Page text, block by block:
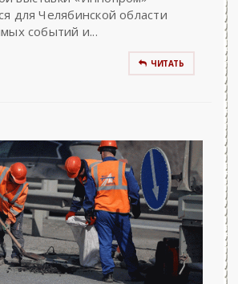
для Челябинской области
событий и...
ЧИТАТЬ